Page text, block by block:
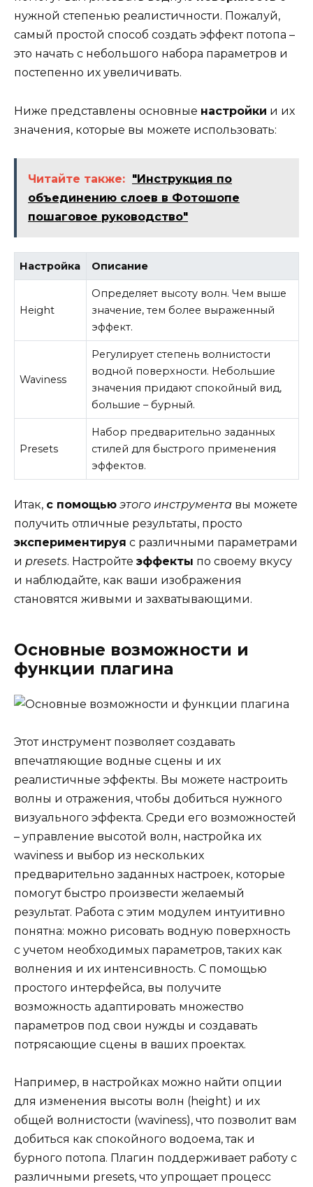
нужной степенью реалистичности. Пожалуй,
самый простой способ создать эффект потопа –
это начать с небольшого набора параметров и
постепенно их увеличивать.
Ниже представлены основные настройки и их
значения, которые вы можете использовать:
Читайте также: "Инструкция по
объединению слоев в Фотошопе
пошаговое руководство"
Настройка Описание
Height
Определяет высоту волн. Чем выше
значение, тем более выраженный
эффект.
Waviness
Регулирует степень волнистости
водной поверхности. Небольшие
значения придают спокойный вид,
большие – бурный.
Presets
Набор предварительно заданных
стилей для быстрого применения
эффектов.
Итак, с помощью этого инструмента вы можете
получить отличные результаты, просто
экспериментируя с различными параметрами
и presets. Настройте эффекты по своему вкусу
и наблюдайте, как ваши изображения
становятся живыми и захватывающими.
Основные возможности и
функции плагина
Этот инструмент позволяет создавать
впечатляющие водные сцены и их
реалистичные эффекты. Вы можете настроить
волны и отражения, чтобы добиться нужного
визуального эффекта. Среди его возможностей
– управление высотой волн, настройка их
waviness и выбор из нескольких
предварительно заданных настроек, которые
помогут быстро произвести желаемый
результат. Работа с этим модулем интуитивно
понятна: можно рисовать водную поверхность
с учетом необходимых параметров, таких как
волнения и их интенсивность. С помощью
простого интерфейса, вы получите
возможность адаптировать множество
параметров под свои нужды и создавать
потрясающие сцены в ваших проектах.
Например, в настройках можно найти опции
для изменения высоты волн (height) и их
общей волнистости (waviness), что позволит вам
добиться как спокойного водоема, так и
бурного потопа. Плагин поддерживает работу с
различными presets, что упрощает процесс